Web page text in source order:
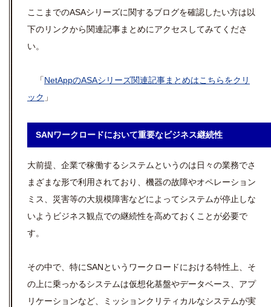
ここまでのASAシリーズに関するブログを確認したい方は以
下のリンクから関連記事まとめにアクセスしてみてくださ
い。
「NetAppのASAシリーズ関連記事まとめはこちらをクリ
ック 」
SANワークロードにおいて重要なビジネス継続性
大前提、企業で稼働するシステムというのは日々の業務でさ
まざまな形で利用されており、機器の故障やオペレーション
ミス、災害等の大規模障害などによってシステムが停止しな
いようビジネス観点での継続性を高めておくことが必要で
す。
その中で、特にSANというワークロードにおける特性上、そ
の上に乗っかるシステムは仮想化基盤やデータベース、アプ
リケーションなど、ミッションクリティカルなシステムが実